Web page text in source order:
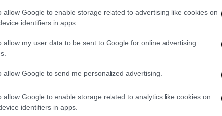
allow Google to enable storage related to advertising like cookies on
identifiers in apps.
allow my user data to be sent to Google for online advertising
allow Google to send me personalized advertising.
allow Google to enable storage related to analytics like cookies on
identifiers in apps.
ο ιδιοκτήτες αρχίζει να μοιράζει
έχει όλο εξαφανιστεί. Ξαφνικά, νέος
έναν εργάτη για να κουβαλήσει
του.
βρισκόντουσαν εκεί, μόνο τρεις